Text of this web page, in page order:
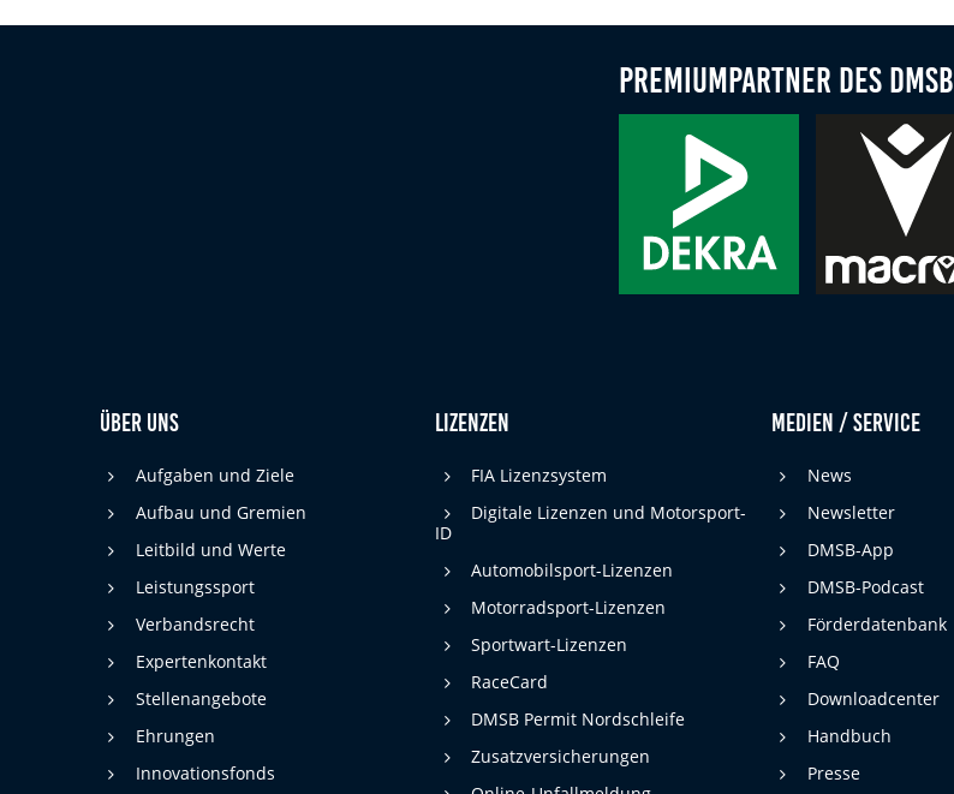
Premiumpartner des DMSB
Über uns
Aufgaben und Ziele
Aufbau und Gremien
Leitbild und Werte
Leistungssport
Verbandsrecht
Expertenkontakt
Stellenangebote
Ehrungen
Innovationsfonds
Lizenzen
FIA Lizenzsystem
Digitale Lizenzen und Motorsport-
ID
Automobilsport-Lizenzen
Motorradsport-Lizenzen
Sportwart-Lizenzen
RaceCard
DMSB Permit Nordschleife
Zusatzversicherungen
Medien / Service
News
Newsletter
DMSB-App
DMSB-Podcast
Förderdatenbank
FAQ
Downloadcenter
Handbuch
Presse